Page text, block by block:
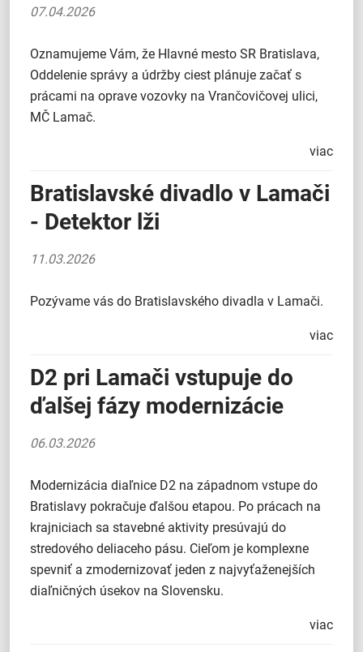
07.04.2026
Oznamujeme Vám, že Hlavné mesto SR Bratislava,
Oddelenie správy a údržby ciest plánuje začať s
prácami na oprave vozovky na Vrančovičovej ulici,
MČ Lamač.
viac
Bratislavské divadlo v Lamači
- Detektor lži
11.03.2026
Pozývame vás do Bratislavského divadla v Lamači.
viac
D2 pri Lamači vstupuje do
ďalšej fázy modernizácie
06.03.2026
Modernizácia diaľnice D2 na západnom vstupe do
Bratislavy pokračuje ďalšou etapou. Po prácach na
krajniciach sa stavebné aktivity presúvajú do
stredového deliaceho pásu. Cieľom je komplexne
spevniť a zmodernizovať jeden z najvyťaženejších
diaľničných úsekov na Slovensku.
viac